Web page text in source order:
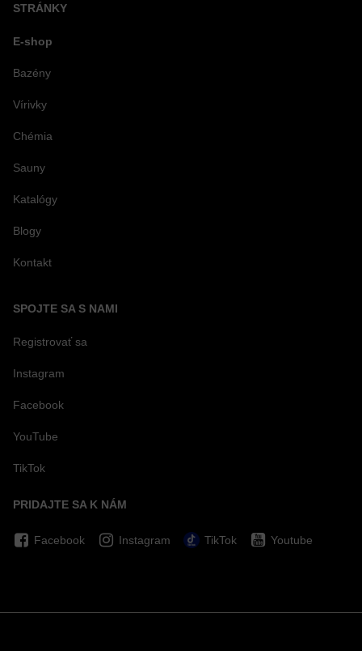
STRÁNKY
E-shop
Bazény
Vírivky
Chémia
Sauny
Katalógy
Blogy
Kontakt
SPOJTE SA S NAMI
Registrovať sa
Instagram
Facebook
YouTube
TikTok
PRIDAJTE SA K NÁM
Facebook Instagram TikTok Youtube